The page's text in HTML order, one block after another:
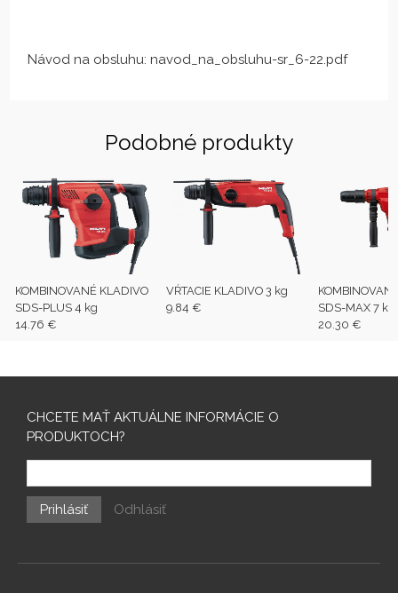
Návod na obsluhu: navod_na_obsluhu-sr_6-22.pdf
Podobné produkty
KOMBINOVANÉ KLADIVO
SDS-PLUS 4 kg
14.76 €
VŔTACIE KLADIVO 3 kg
9.84 €
SDS-MAX 7 kg
20.30 €
CHCETE MAŤ AKTUÁLNE INFORMÁCIE O
PRODUKTOCH?
Prihlásiť Odhlásiť